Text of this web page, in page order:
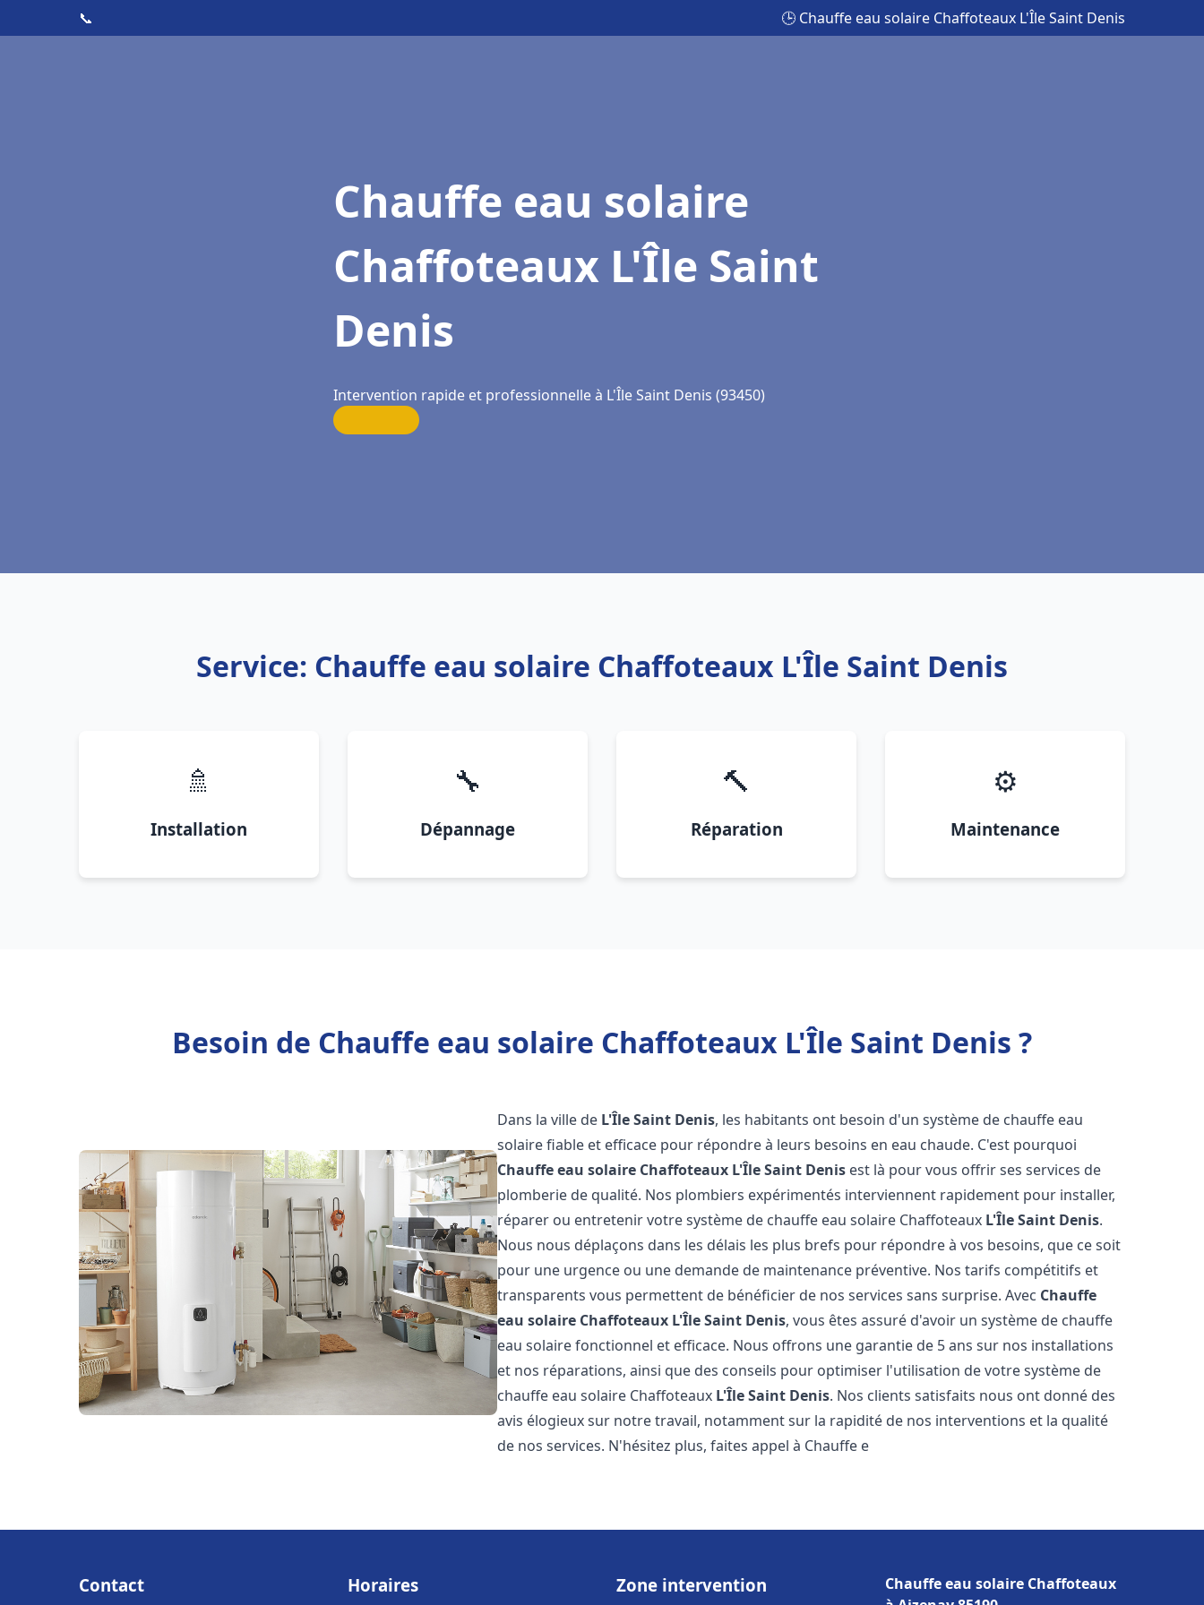
📞 🕒 Chauffe eau solaire Chaffoteaux L'Île Saint Denis
Chauffe eau solaire
Chaffoteaux L'Île Saint
Denis
Intervention rapide et professionnelle à L'Île Saint Denis (93450)
Service: Chauffe eau solaire Chaffoteaux L'Île Saint Denis
🚿
Installation
🔧
Dépannage
🔨
Réparation
⚙️
Maintenance
Besoin de Chauffe eau solaire Chaffoteaux L'Île Saint Denis ?
Dans la ville de L'Île Saint Denis, les habitants ont besoin d'un système de chauffe eau
solaire fiable et efficace pour répondre à leurs besoins en eau chaude. C'est pourquoi
Chauffe eau solaire Chaffoteaux L'Île Saint Denis est là pour vous offrir ses services de
plomberie de qualité. Nos plombiers expérimentés interviennent rapidement pour installer,
réparer ou entretenir votre système de chauffe eau solaire Chaffoteaux L'Île Saint Denis.
Nous nous déplaçons dans les délais les plus brefs pour répondre à vos besoins, que ce soit
pour une urgence ou une demande de maintenance préventive. Nos tarifs compétitifs et
transparents vous permettent de bénéficier de nos services sans surprise. Avec Chauffe
eau solaire Chaffoteaux L'Île Saint Denis, vous êtes assuré d'avoir un système de chauffe
eau solaire fonctionnel et efficace. Nous offrons une garantie de 5 ans sur nos installations
et nos réparations, ainsi que des conseils pour optimiser l'utilisation de votre système de
chauffe eau solaire Chaffoteaux L'Île Saint Denis. Nos clients satisfaits nous ont donné des
avis élogieux sur notre travail, notamment sur la rapidité de nos interventions et la qualité
de nos services. N'hésitez plus, faites appel à Chauffe e
Contact Horaires Zone intervention
Chauffe eau solaire Chaffoteaux